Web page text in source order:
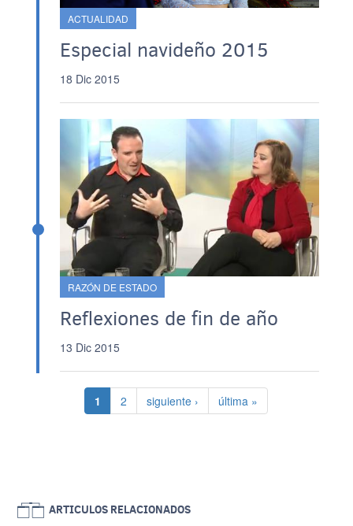
ACTUALIDAD
Especial navideño 2015
18 Dic 2015
RAZÓN DE ESTADO
Reflexiones de fin de año
13 Dic 2015
Paginación
Página actual
1 Página
2 Siguiente página
siguiente › Última página
última »
ARTICULOS RELACIONADOS